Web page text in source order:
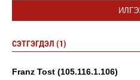
СЭТГЭГДЭЛ (1)
Franz Tost (105.116.1.106)